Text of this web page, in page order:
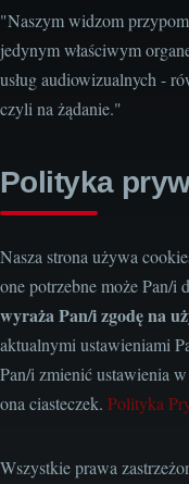
"Naszym widzom
jedynym właściwym
usług audiowizualnych -
czyli na żądanie."
Polityka
Nasza strona używa
one potrzebne może Pan/i
wyraża Pan/i zgodę na
aktualnymi ustawieniami
Pan/i zmienić ustawienia
ona ciasteczek. Polityka
Wszystkie prawa